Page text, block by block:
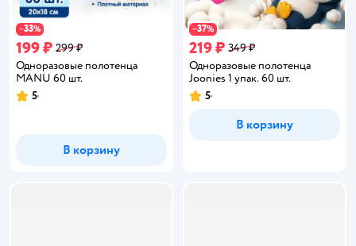
−33%
199 ₽ 299 ₽
Одноразовые полотенца
MANU 60 шт.
Рейтинг:
5
В корзину
−37%
219 ₽ 349 ₽
Одноразовые полотенца
Joonies 1 упак. 60 шт.
Рейтинг:
5
В корзину